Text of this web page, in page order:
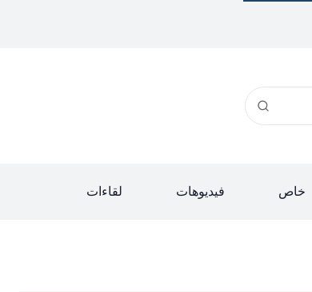
خاص فيديوهات لقاءات